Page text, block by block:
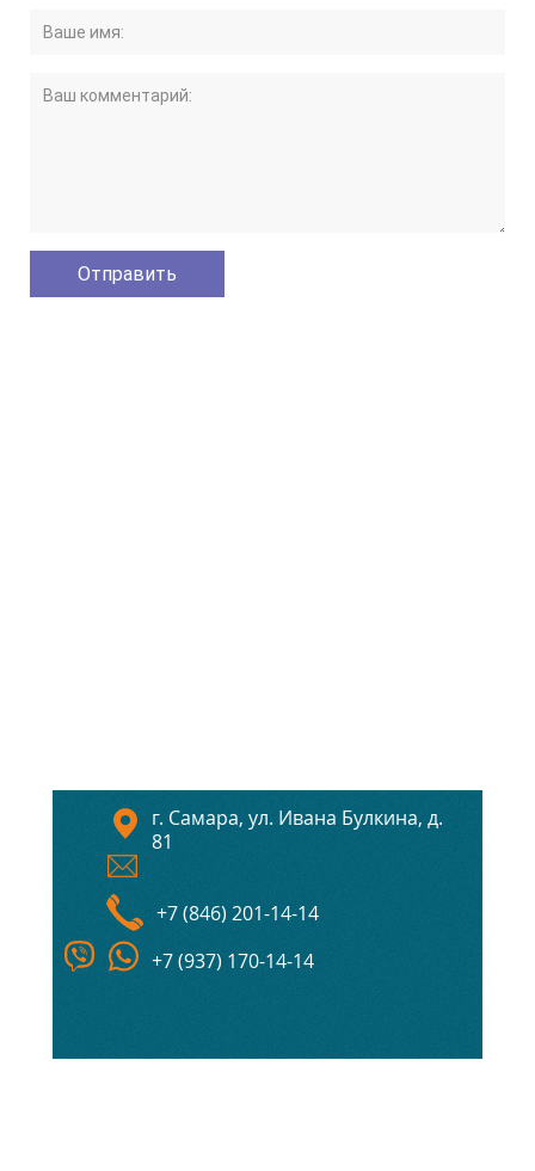
г. Самара, ул. Ивана Булкина, д.
81
+7 (846) 201-14-14
+7 (937) 170-14-14